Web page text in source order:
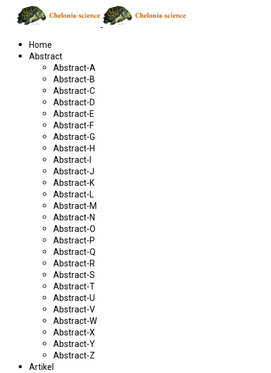
Home
Abstract
Abstract-A
Abstract-B
Abstract-C
Abstract-D
Abstract-E
Abstract-F
Abstract-G
Abstract-H
Abstract-I
Abstract-J
Abstract-K
Abstract-L
Abstract-M
Abstract-N
Abstract-O
Abstract-P
Abstract-Q
Abstract-R
Abstract-S
Abstract-T
Abstract-U
Abstract-V
Abstract-W
Abstract-X
Abstract-Y
Abstract-Z
Artikel